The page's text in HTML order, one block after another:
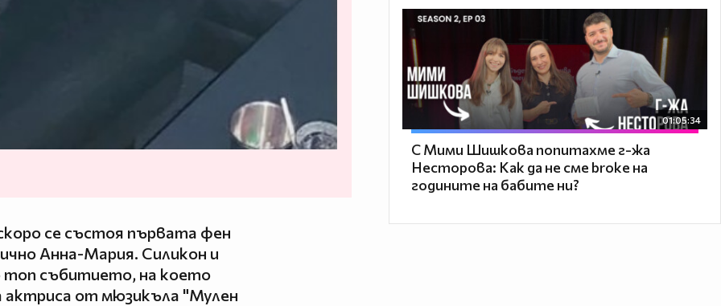
се състоя първата фен
Анна-Мария. Силикон и
топ събитието, на което
актриса от мюзикъла "Мулен
01:05:34
С Мими Шишкова попитахме г-жа
Несторова: Как да не сме broke на
годините на бабите ни?